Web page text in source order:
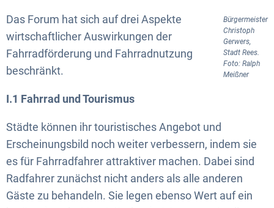
Fahrradmobilität
als
Wirtschaftsfaktor
Bürgermeister
Christoph
Gerwers,
Stadt Rees.
Foto: Ralph
Meißner
Das Forum hat sich auf drei Aspekte
wirtschaftlicher Auswirkungen der
Fahrradförderung und Fahrradnutzung
beschränkt.
I.1 Fahrrad und Tourismus
Städte können ihr touristisches Angebot und
Erscheinungsbild noch weiter verbessern, indem sie
es für Fahrradfahrer attraktiver machen. Dabei sind
Radfahrer zunächst nicht anders als alle anderen
Gäste zu behandeln. Sie legen ebenso Wert auf ein